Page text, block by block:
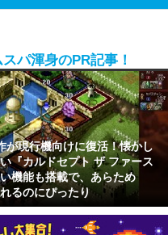
スパ渾身のPR記事！
が現行機向けに復活！懐かし
『カルドセプト ザ ファース
機能も搭載で、あらため
るのにぴったり